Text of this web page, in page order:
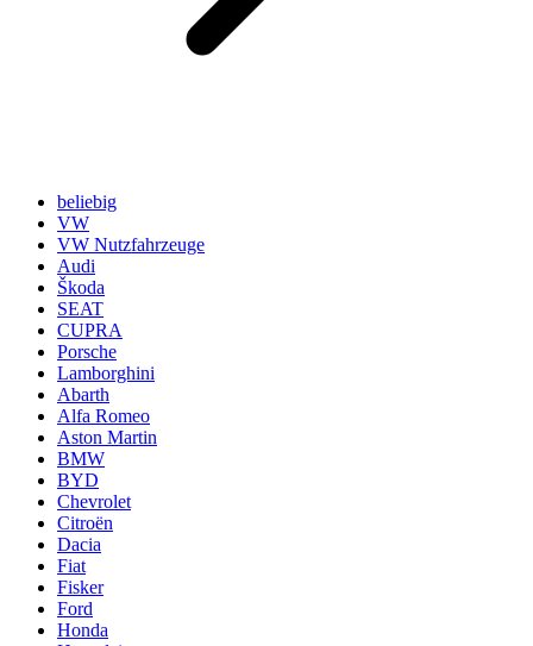
beliebig
VW
VW Nutzfahrzeuge
Audi
Škoda
SEAT
CUPRA
Porsche
Lamborghini
Abarth
Alfa Romeo
Aston Martin
BMW
BYD
Chevrolet
Citroën
Dacia
Fiat
Fisker
Ford
Honda